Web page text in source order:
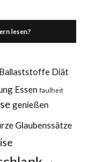
lesen?
Ballaststoffe Diät
Essen faulheit
genießen
Glaubenssätze